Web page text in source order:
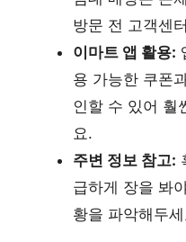
방문 전 고객센
이마트 앱 활용:
용 가능한 쿠폰
인할 수 있어 훨
요.
주변 정보 참고:
급하게 장을 봐
황을 파악해두